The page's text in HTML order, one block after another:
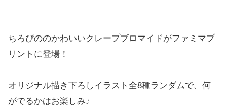
ちろぴののかわいいクレープブロマイドがファミマプ
リントに登場！
オリジナル描き下ろしイラスト全8種ランダムで、何
がでるかはお楽しみ♪